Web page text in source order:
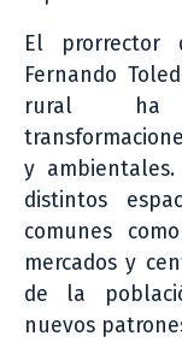
El prorrector
Fernando
rural ha
y
distintos
comunes
mercados y
de la
nuevos